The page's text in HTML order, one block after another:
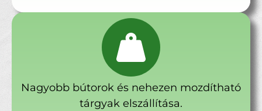
Nagyobb bútorok és nehezen mozdítható
tárgyak elszállítása.